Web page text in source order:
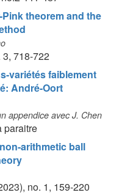
theorem and the
3, 718-722
variétés faiblement
André-Oort
appendice avec J. Chen
paraitre
arithmetic ball
no. 1, 159-220